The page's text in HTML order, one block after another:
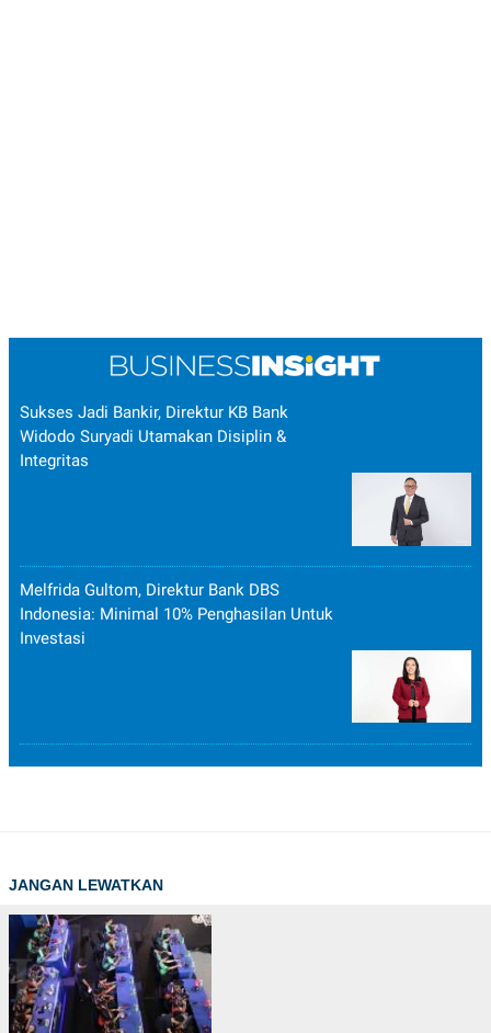
Sukses Jadi Bankir, Direktur KB Bank
Widodo Suryadi Utamakan Disiplin &
Integritas
Melfrida Gultom, Direktur Bank DBS
Indonesia: Minimal 10% Penghasilan Untuk
Investasi
JANGAN LEWATKAN